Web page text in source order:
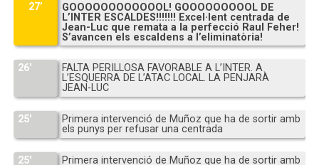
27’
GOOOOOOOOOOOOL! GOOOOOOOOOL DE
L’INTER ESCALDES!!!!!!! Excel·lent centrada de
Jean-Luc que remata a la perfecció Raul Feher!
S’avancen els escaldens a l’eliminatòria!
26′
FALTA PERILLOSA FAVORABLE A L’INTER. A
L’ESQUERRA DE L’ATAC LOCAL. LA PENJARÀ
JEAN-LUC
25′
Primera intervenció de Muñoz que ha de sortir amb
els punys per refusar una centrada
25′
Primera intervenció de Muñoz que ha de sortir amb